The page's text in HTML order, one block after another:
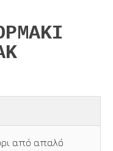
από απαλό